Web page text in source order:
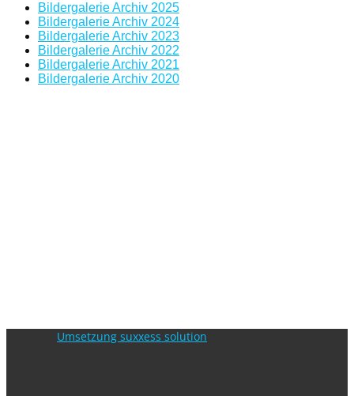
Bildergalerie Archiv 2025
Bildergalerie Archiv 2024
Bildergalerie Archiv 2023
Bildergalerie Archiv 2022
Bildergalerie Archiv 2021
Bildergalerie Archiv 2020
Umsetzung suxxess solution